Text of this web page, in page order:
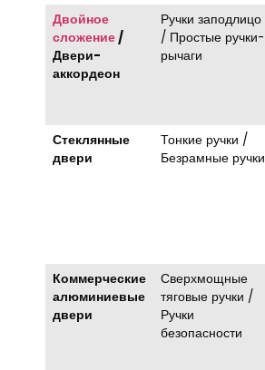
Двойное
сложение/
Двери-
аккордеон
Ручки заподлицо
/ Простые ручки-
рычаги
Стеклянные
двери
Тонкие ручки /
Безрамные ручки
Коммерческие
алюминиевые
двери
Сверхмощные
тяговые ручки /
Ручки
безопасности